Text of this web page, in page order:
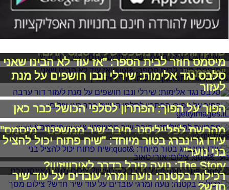
שחקו וגלו: איזה משפט של מיסמס אתם?
מיסמס חוזר לבית הספר: "אז עוד לא הבינו שאני
"מוגזמת"
סלבס נגד אלימות: שירלי ונבו חושפים על מנת
לעזור
הפוך על הפוך: הפתרון לסלפי הכושל כבר כאן
מהרשת לפלייליסט: חיבר שיר ממשפטי "מיסמס"
עידו גרינברג בטור מיוחד: "שיח פתוח יכול להציל
בני נוער"
The Story: נועה קירל בדרך לאירוויזיון?
רכילות בקטנה: נועה ומרגי עובדים על עוד שיר
חדש?